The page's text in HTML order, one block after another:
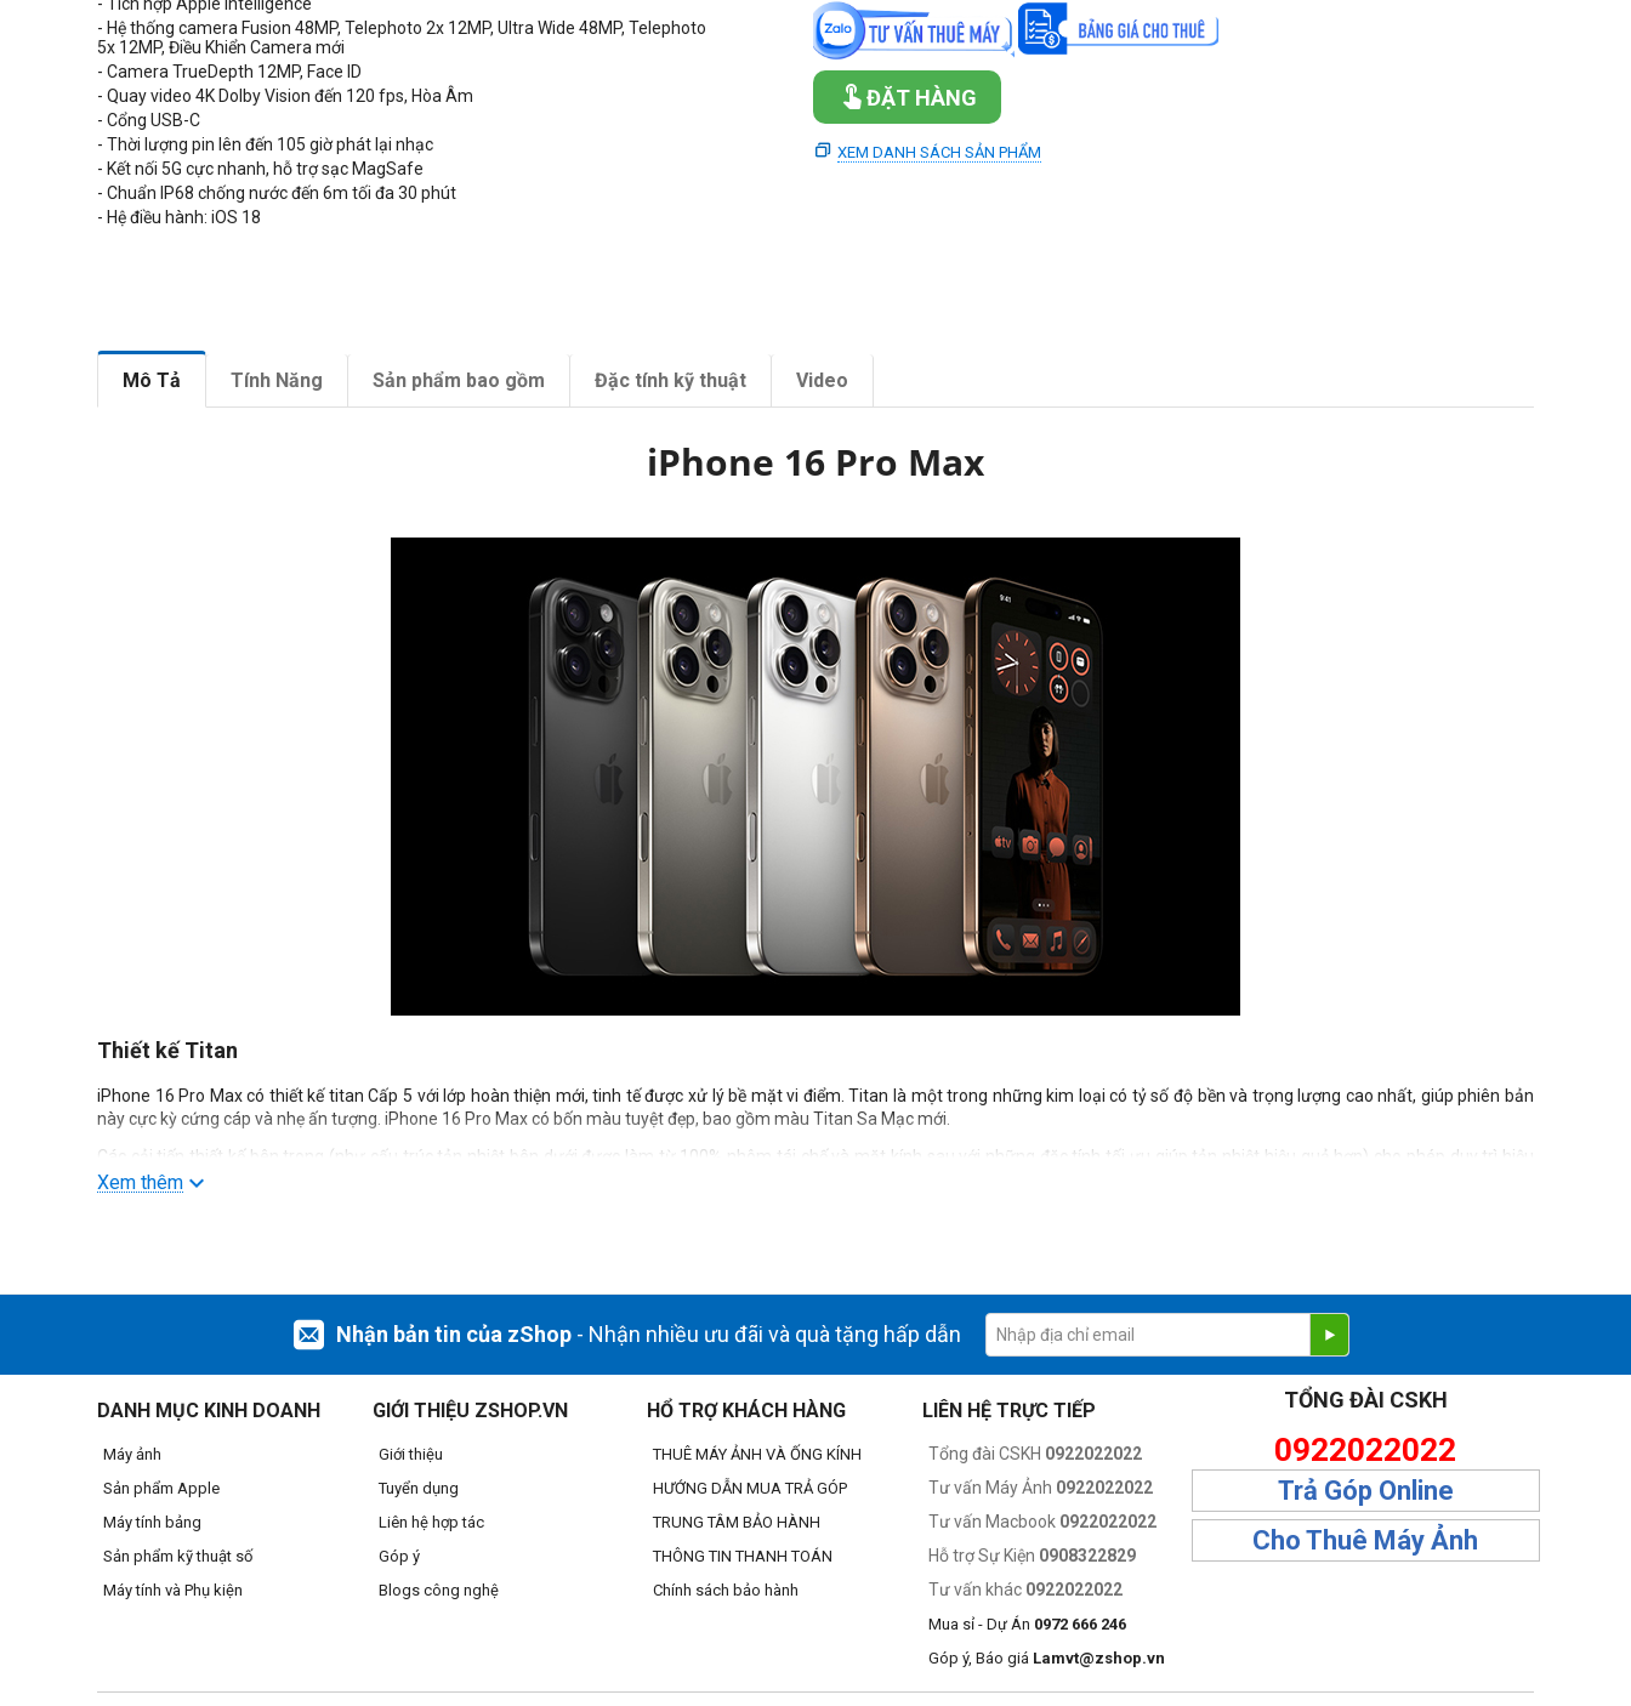
- Tích hợp Apple Intelligence
- Hệ thống camera Fusion 48MP, Telephoto 2x 12MP, Ultra Wide 48MP, Telephoto
5x 12MP, Điều Khiển Camera mới
- Camera TrueDepth 12MP, Face ID
- Quay video 4K Dolby Vision đến 120 fps, Hòa Âm
- Cổng USB-C
- Thời lượng pin lên đến 105 giờ phát lại nhạc
- Kết nối 5G cực nhanh, hỗ trợ sạc MagSafe
- Chuẩn IP68 chống nước đến 6m tối đa 30 phút
- Hệ điều hành: iOS 18
ĐẶT HÀNG
XEM DANH SÁCH SẢN PHẨM
Mô Tả Tính Năng Sản phẩm bao gồm Đặc tính kỹ thuật Video
iPhone 16 Pro Max
Thiết kế Titan
iPhone 16 Pro Max có thiết kế titan Cấp 5 với lớp hoàn thiện mới, tinh tế được xử lý bề mặt vi điểm. Titan là một trong những kim loại có tỷ số độ bền và trọng lượng cao nhất, giúp phiên bản
này cực kỳ cứng cáp và nhẹ ấn tượng. iPhone 16 Pro Max có bốn màu tuyệt đẹp, bao gồm màu Titan Sa Mạc mới.
Các cải tiến thiết kế bên trong (như cấu trúc tản nhiệt bên dưới được làm từ 100% nhôm tái chế và mặt kính sau với những đặc tính tối ưu giúp tản nhiệt hiệu quả hơn) cho phép duy trì hiệu
suất tốt hơn 20% so với iPhone 15 Pro. Nhờ đó, bạn có thể làm mọi điều mình thích, như chơi game cường độ cao được lâu hơn. nhất trong một cảnh.
iPhone 16 Pro Max Max sở hữu màn hình
Viền mỏng nhất từng có trên sản phẩm Apple Titan Cấp 5 cao cấp cực kỳ bền bỉ
Xem thêm
Nhận bản tin của zShop - Nhận nhiều ưu đãi và quà tặng hấp dẫn
DANH MỤC KINH DOANH
Máy ảnh
Sản phẩm Apple
Máy tính bảng
Sản phẩm kỹ thuật số
Máy tính và Phụ kiện
GIỚI THIỆU ZSHOP.VN
Giới thiệu
Tuyển dụng
Liên hệ hợp tác
Góp ý
Blogs công nghệ
HỔ TRỢ KHÁCH HÀNG
THUÊ MÁY ẢNH VÀ ỐNG KÍNH
HƯỚNG DẪN MUA TRẢ GÓP
TRUNG TÂM BẢO HÀNH
THÔNG TIN THANH TOÁN
Chính sách bảo hành
LIÊN HỆ TRỰC TIẾP
Tổng đài CSKH 0922022022
Tư vấn Máy Ảnh 0922022022
Tư vấn Macbook 0922022022
Hỗ trợ Sự Kiện 0908322829
Tư vấn khác 0922022022
Mua sỉ - Dự Án 0972 666 246
Góp ý, Báo giá Lamvt@zshop.vn
TỔNG ĐÀI CSKH
0922022022
Trả Góp Online
Cho Thuê Máy Ảnh